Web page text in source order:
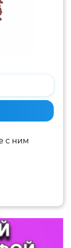
с ним